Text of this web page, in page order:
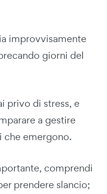
improvvisamente
giorni del
privo di stress, e
a gestire
che emergono.
comprendi
prendere slancio;